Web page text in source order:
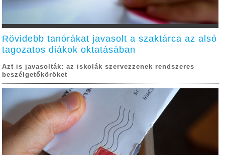
Rövidebb tanórákat javasolt a szaktárca az alsó
tagozatos diákok oktatásában
Azt is javasolták: az iskolák szervezzenek rendszeres
beszélgetőköröket